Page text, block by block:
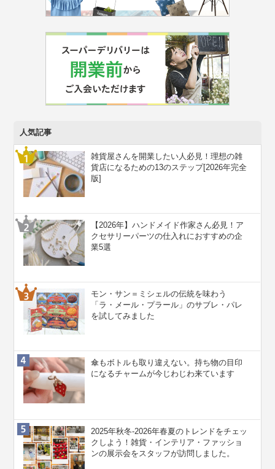
人気記事
雑貨屋さんを開業したい人必見！理想の雑
貨店になるための13のステップ[2026年完全
版]
【2026年】ハンドメイド作家さん必見！ア
クセサリーパーツの仕入れにおすすめの企
業5選
モン・サン＝ミシェルの伝統を味わう
「ラ・メール・プラール」のサブレ・パレ
を試してみました
傘もボトルも取り違えない。持ち物の目印
になるチャームが今じわじわ来ています
2025年秋冬-2026年春夏のトレンドをチェッ
クしよう！雑貨・インテリア・ファッショ
ンの展示会をスタッフが訪問しました。